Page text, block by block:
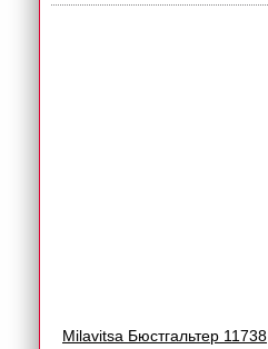
Milavitsa Бюстгальтер 11738